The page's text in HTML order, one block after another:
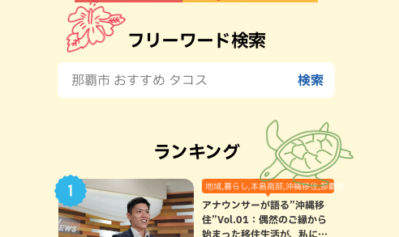
フリーワード検索
ランキング
地域,暮らし,本島南部,沖縄移住,那覇市
アナウンサーが語る”沖縄移
住”Vol.01：偶然のご縁から
始まった移住生活が、私にと